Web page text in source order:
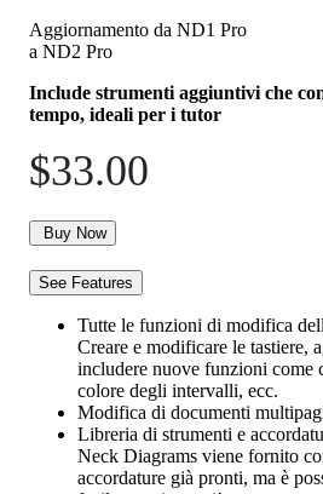
Aggiornamento da ND1 Pro
a ND2 Pro
Include strumenti aggiuntivi che
tempo, ideali per i tutor
$33.00
Buy Now
See Features
Tutte le funzioni di modifica
Creare e modificare le tastiere,
includere nuove funzioni come
colore degli intervalli, ecc.
Modifica di documenti
Libreria di strumenti e
Neck Diagrams viene fornito
accordature già pronti, ma è